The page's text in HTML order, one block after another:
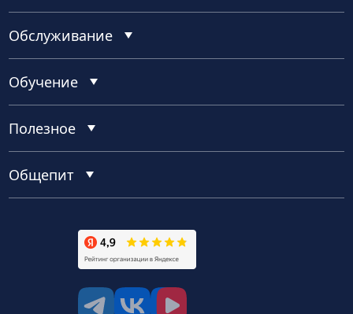
Обслуживание
Обучение
Полезное
Общепит